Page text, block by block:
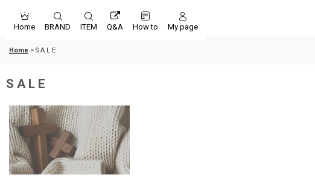
Home BRAND ITEM Q&A How to My page
Home > S A L E
S A L E